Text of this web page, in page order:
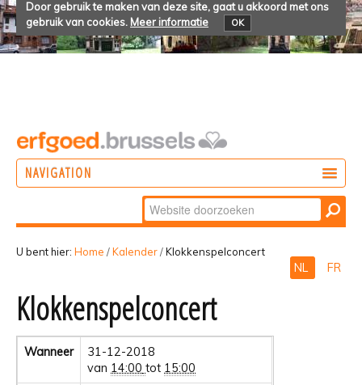
Door gebruik te maken van deze site, gaat u akkoord met ons
gebruik van cookies. Meer informatie OK
NAVIGATION
Zoek
Geavanceerd
zoeken...
U bent hier: Home /Kalender/Klokkenspelconcert
NL FR
Klokkenspelconcert
Wanneer
31-12-2018
van 14:00 tot 15:00